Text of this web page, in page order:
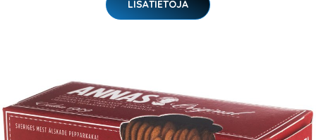
LISÄTIETOJA